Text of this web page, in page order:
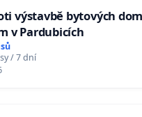
výstavbě bytových
v Pardubicích
/ 7 dní